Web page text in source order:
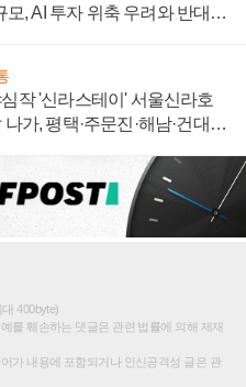
모, AI 투자 위축 우려와 반대
작 '신라스테이' 서울신라호
가, 평택·주문진·해남·건대로
400byte)
를 훼손하는 댓글은 관련 법률에 의해 제재
가 내용에 포함되거나 인신공격성 글은 관